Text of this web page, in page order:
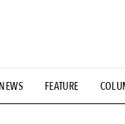
NEWS FEATURE
#ESSENTIAL
#Commune H